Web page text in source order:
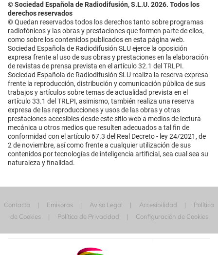
© Sociedad Española de Radiodifusión, S.L.U. 2026. Todos los
derechos reservados
© Quedan reservados todos los derechos tanto sobre programas
radiofónicos y las obras y prestaciones que formen parte de ellos,
como sobre los contenidos publicados en esta página web.
Sociedad Española de Radiodifusión SLU ejerce la oposición
expresa frente al uso de sus obras y prestaciones en la elaboración
de revistas de prensa prevista en el artículo 32.1 del TRLPI.
Sociedad Española de Radiodifusión SLU realiza la reserva expresa
frente la reproducción, distribución y comunicación pública de sus
trabajos y artículos sobre temas de actualidad prevista en el
artículo 33.1 del TRLPI, asimismo, también realiza una reserva
expresa de las reproducciones y usos de las obras y otras
prestaciones accesibles desde este sitio web a medios de lectura
mecánica u otros medios que resulten adecuados a tal fin de
conformidad con el artículo 67.3 del Real Decreto - ley 24/2021, de
2 de noviembre, así como frente a cualquier utilización de sus
contenidos por tecnologías de inteligencia artificial, sea cual sea su
naturaleza y finalidad.
Contacta Emisoras Aviso Legal Accesibilidad
Política
de Cookies
Política de Privacidad Configuración de Cookies